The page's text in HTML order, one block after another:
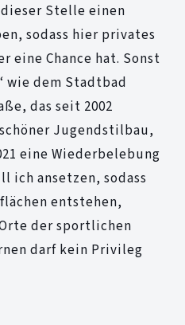
Stelle einen
sodass hier privates
eine Chance hat. Sonst
wie dem Stadtbad
das seit 2002
Jugendstilbau,
eine Wiederbelebung
ich ansetzen, sodass
entstehen,
der sportlichen
darf kein Privileg